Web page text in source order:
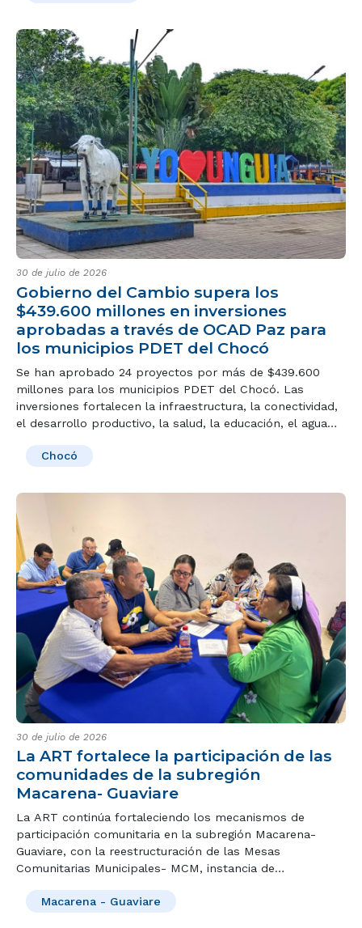
del Pacífico Medio.
30 de julio de 2026
Gobierno del Cambio supera los
$439.600 millones en inversiones
aprobadas a través de OCAD Paz para
los municipios PDET del Chocó
Se han aprobado 24 proyectos por más de $439.600
millones para los municipios PDET del Chocó. Las
inversiones fortalecen la infraestructura, la conectividad,
el desarrollo productivo, la salud, la educación, el agua
Chocó
30 de julio de 2026
La ART fortalece la participación de las
comunidades de la subregión
Macarena- Guaviare
La ART continúa fortaleciendo los mecanismos de
participación comunitaria en la subregión Macarena-
Guaviare, con la reestructuración de las Mesas
Comunitarias Municipales- MCM, instancia de
contribuirá a la implementación de los PDET.
Macarena - Guaviare